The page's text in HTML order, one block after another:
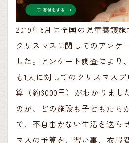
2019年8月に全国の児童養護施
クリスマスに関してのアンケ
した。アンケート調査により
も1人に対してのクリスマス
算（約3000円）がわかりまし
のが、どの施設も子どもたち
で、不自由がない生活を送ら
マスの予算を、習い事、衣服